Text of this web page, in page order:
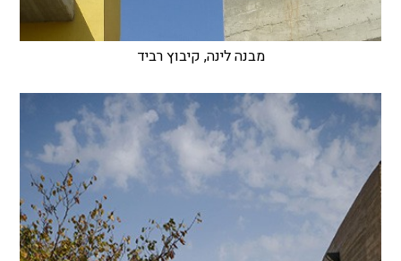
מבנה לינה, קיבוץ רביד